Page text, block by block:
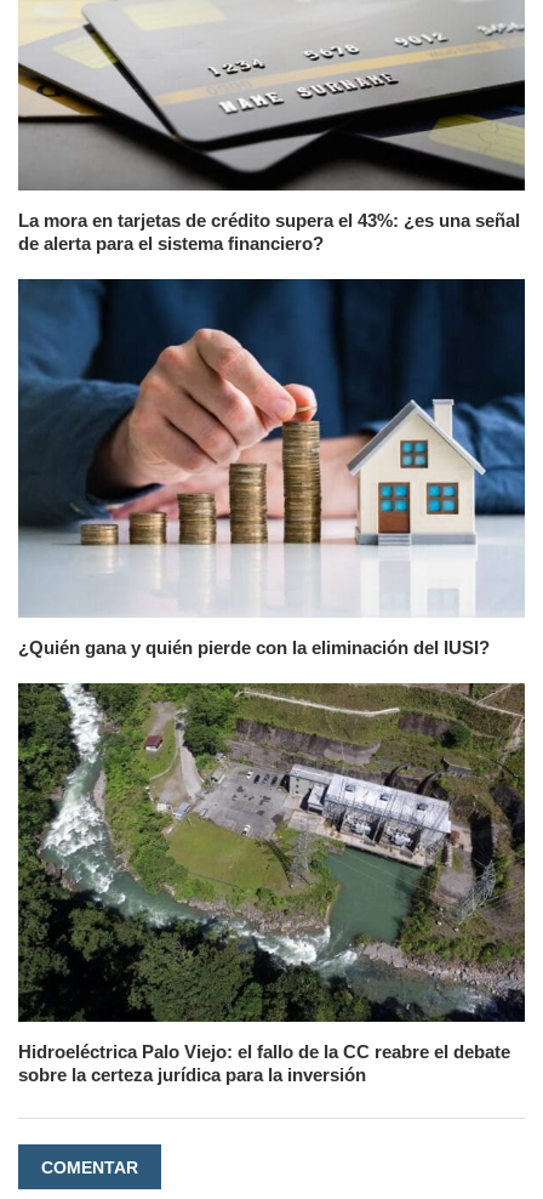
La mora en tarjetas de crédito supera el 43%: ¿es una señal
de alerta para el sistema financiero?
¿Quién gana y quién pierde con la eliminación del IUSI?
Hidroeléctrica Palo Viejo: el fallo de la CC reabre el debate
sobre la certeza jurídica para la inversión
COMENTAR